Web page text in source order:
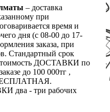
– доставка
при
время и
дня (с 08-00 до 17-
заказа, при
Стандартный срок
ДОСТАВКИ по
до 100 000тг ,
БЕСПЛАТНАЯ.
два - три рабочих